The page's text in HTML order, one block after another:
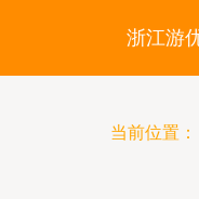
浙江游
当前位置：